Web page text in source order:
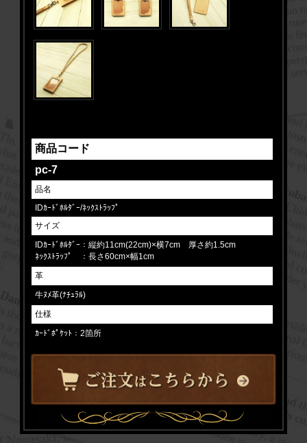
商品コード
pc-7
品名
IDｶｰﾄﾞﾎﾙﾀﾞｰ/ﾈｯｸｽﾄﾗｯﾌﾟ
サイズ
IDｶｰﾄﾞﾎﾙﾀﾞｰ：縦約11cm(22cm)×横7cm 厚さ約1.5cm
ﾈｯｸｽﾄﾗｯﾌﾟ ：長さ60cm×幅1cm
革
牛ﾇﾒ革(ﾅﾁｭﾗﾙ)
仕様
ｶｰﾄﾞﾎﾟｹｯﾄ：2箇所